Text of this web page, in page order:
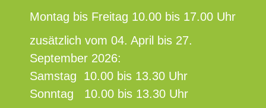
Montag bis Freitag 10.00 bis 17.00 Uhr
zusätzlich vom 04. April bis 27.
September 2026:
Samstag 10.00 bis 13.30 Uhr
Sonntag 10.00 bis 13.30 Uhr